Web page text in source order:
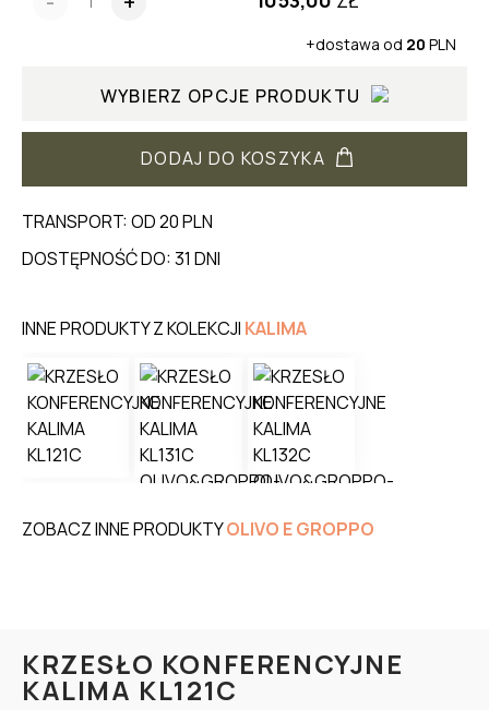
+dostawa od 20 PLN
WYBIERZ OPCJE PRODUKTU
DODAJ DO KOSZYKA
TRANSPORT: OD 20 PLN
DOSTĘPNOŚĆ DO: 31 DNI
INNE PRODUKTY Z KOLEKCJI KALIMA
ZOBACZ INNE PRODUKTYOLIVO E GROPPO
KRZESŁO KONFERENCYJNE
KALIMA KL121C